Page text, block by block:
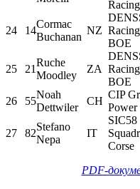
Racing
24 14
Cormac
Buchanan
NZ
BOE
25 21
Ruche
Moodley
ZA
BOE
26 55
Noah
Dettwiler
CH
CIP
Power
27 82
Stefano
Nepa
IT
SIC58
Corse
PDF-